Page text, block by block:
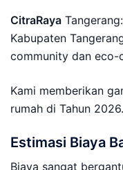
CitraRaya
Kabupaten
community dan eco-
Kami memberikan
rumah di Tahun 2026.
Estimasi Biaya
Biaya sangat